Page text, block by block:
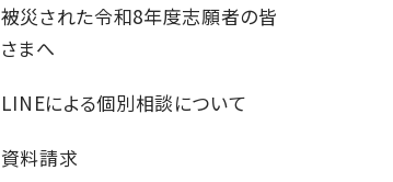
被災された令和8年度志願者の皆
さまへ
LINEによる個別相談について
資料請求